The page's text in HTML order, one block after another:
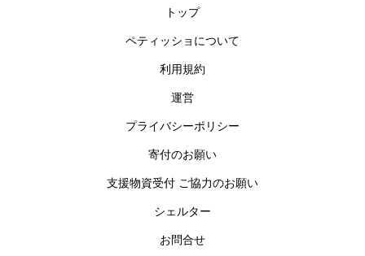
トップ
ペティッショについて
利用規約
運営
プライバシーポリシー
寄付のお願い
支援物資受付 ご協力のお願い
シェルター
お問合せ